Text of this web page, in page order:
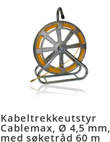
Kabeltrekkeutstyr
Cablemax, Ø 4,5 mm,
med søketråd 60 m